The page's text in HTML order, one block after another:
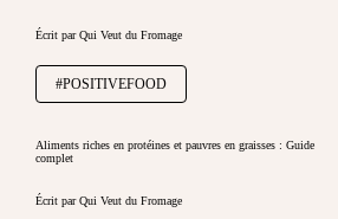
Écrit par Qui Veut du Fromage
#POSITIVEFOOD
Aliments riches en protéines et pauvres en graisses : Guide
complet
Écrit par Qui Veut du Fromage